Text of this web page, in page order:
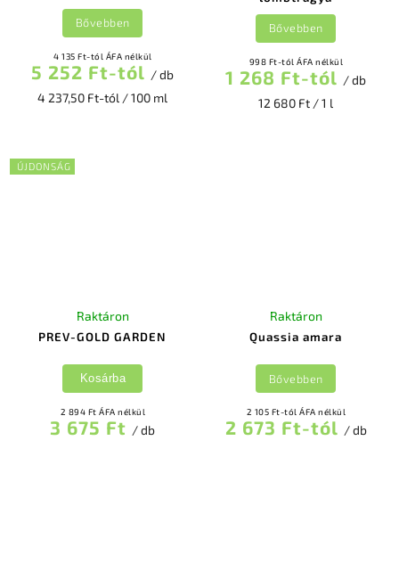
4 135 Ft-tól ÁFA nélkül
5 252 Ft-tól / db
4 237,50 Ft-tól / 100 ml
Bővebben
998 Ft-tól ÁFA nélkül
1 268 Ft-tól / db
12 680 Ft / 1 l
Bővebben
ÚJDONSÁG
PREV-GOLD GARDEN
Raktáron
2 894 Ft ÁFA nélkül
3 675 Ft / db
Kosárba
Quassia amara
Raktáron
2 105 Ft-tól ÁFA nélkül
2 673 Ft-tól / db
Bővebben